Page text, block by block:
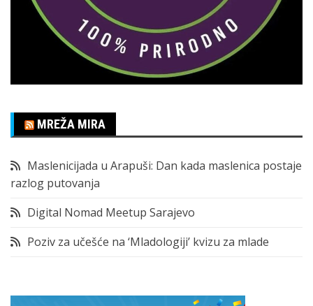
MREŽA MIRA
Maslenicijada u Arapuši: Dan kada maslenica postaje
razlog putovanja
Digital Nomad Meetup Sarajevo
Poziv za učešće na ‘Mladologiji’ kvizu za mlade